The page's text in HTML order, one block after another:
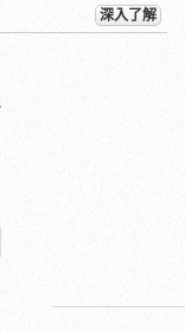
深入了解